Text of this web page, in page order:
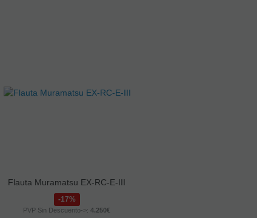
Flauta Muramatsu EX-RC-E-III
17%
PVP Sin Descuento->: 4.250€